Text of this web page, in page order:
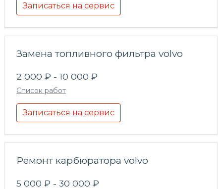
Записаться на сервис
Замена топливного фильтра volvo
2 000 ₽ - 10 000 ₽
Список работ
Записаться на сервис
Ремонт карбюратора volvo
5 000 ₽ - 30 000 ₽